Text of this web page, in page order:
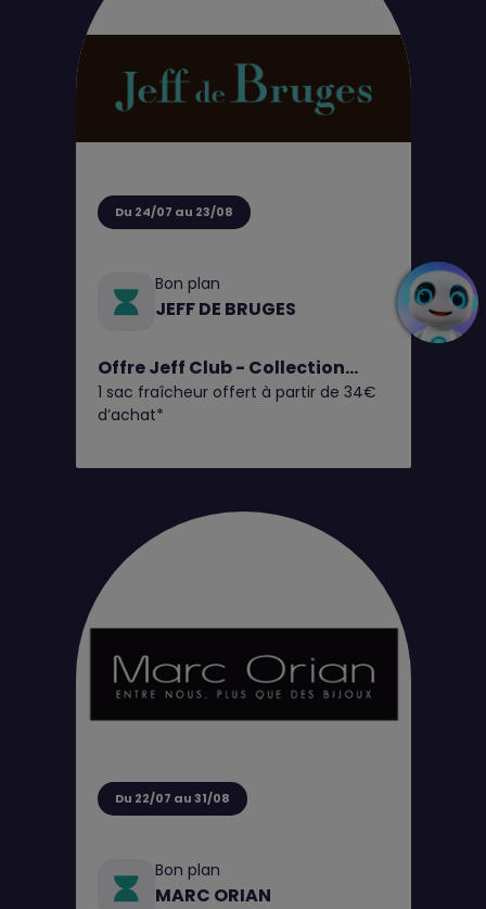
Du 24/07 au 23/08
Bon plan
JEFF DE BRUGES
Offre Jeff Club - Collection
Fruits d'Été
1 sac fraîcheur offert à partir de 34€
d’achat*
Du 22/07 au 31/08
Bon plan
MARC ORIAN